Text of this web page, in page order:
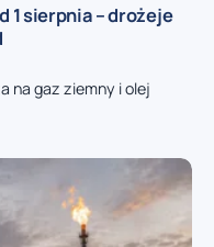
1 sierpnia – drożeje
na gaz ziemny i olej